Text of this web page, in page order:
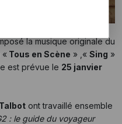
la musique originale du
« Tous en Scène » ,« Sing »
est prévue le 25 janvier
Talbot ont travaillé ensemble
: le guide du voyageur